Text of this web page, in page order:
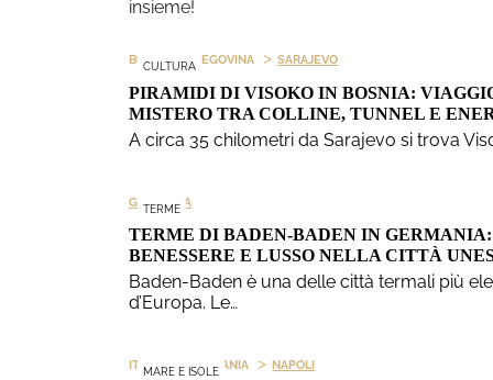
insieme!
CULTURA
BOSNIA-ERZEGOVINA > SARAJEVO
PIRAMIDI DI VISOKO IN BOSNIA:
MISTERO TRA COLLINE, TUNNEL E
A circa 35 chilometri da Sarajevo si trova
TERME
GERMANIA
TERME DI BADEN-BADEN IN GERMANIA:
BENESSERE E LUSSO NELLA CITTÀ
Baden-Baden è una delle città termali più
d’Europa. Le…
MARE E ISOLE
ITALIA > CAMPANIA > NAPOLI